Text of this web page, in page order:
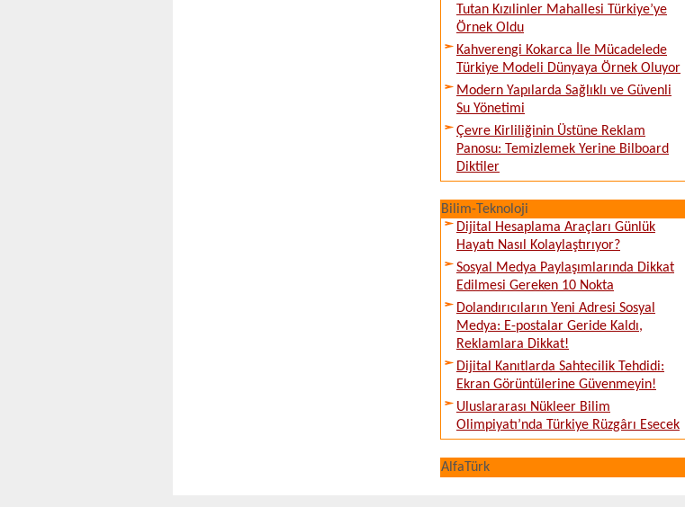
Tutan Kızılinler Mahallesi Türkiye’ye
Örnek Oldu
Kahverengi Kokarca İle Mücadelede
Türkiye Modeli Dünyaya Örnek Oluyor
Modern Yapılarda Sağlıklı ve Güvenli
Su Yönetimi
Çevre Kirliliğinin Üstüne Reklam
Panosu: Temizlemek Yerine Bilboard
Diktiler
Bilim-Teknoloji
Dijital Hesaplama Araçları Günlük
Hayatı Nasıl Kolaylaştırıyor?
Sosyal Medya Paylaşımlarında Dikkat
Edilmesi Gereken 10 Nokta
Dolandırıcıların Yeni Adresi Sosyal
Medya: E-postalar Geride Kaldı,
Reklamlara Dikkat!
Dijital Kanıtlarda Sahtecilik Tehdidi:
Ekran Görüntülerine Güvenmeyin!
Uluslararası Nükleer Bilim
Olimpiyatı’nda Türkiye Rüzgârı Esecek
AlfaTürk